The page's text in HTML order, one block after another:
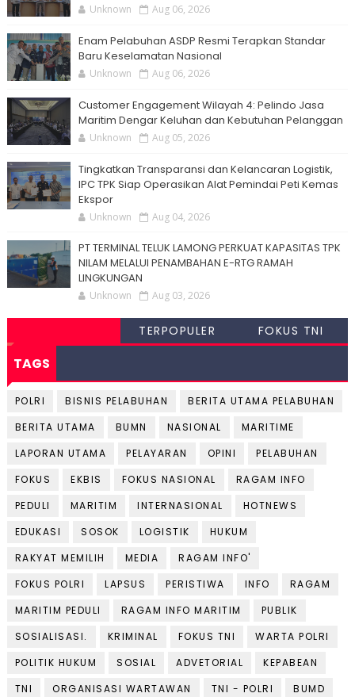
Unknown Aug 06, 2026
Enam Pelabuhan ASDP Resmi Terapkan Standar
Baru Keselamatan Nasional
Unknown Aug 06, 2026
Customer Engagement Wilayah 4: Pelindo Jasa
Maritim Dengar Keluhan dan Kebutuhan Pelanggan
Unknown Aug 05, 2026
Tingkatkan Transparansi dan Kelancaran Logistik,
IPC TPK Siap Operasikan Alat Pemindai Peti Kemas
Ekspor
Unknown Aug 04, 2026
PT TERMINAL TELUK LAMONG PERKUAT KAPASITAS TPK
NILAM MELALUI PENAMBAHAN E-RTG RAMAH
LINGKUNGAN
Unknown Aug 03, 2026
TERPOPULER FOKUS TNI
TAGS
POLRI BISNIS PELABUHAN
BERITA UTAMA PELABUHAN
BERITA UTAMA
BUMN NASIONAL
MARITIME
LAPORAN UTAMA
PELAYARAN OPINI
PELABUHAN
FOKUS
EKBIS FOKUS NASIONAL
RAGAM INFO
PEDULI
MARITIM INTERNASIONAL
HOTNEWS
EDUKASI
SOSOK LOGISTIK
HUKUM
RAKYAT MEMILIH
MEDIA
RAGAM INFO'
FOKUS POLRI
LAPSUS PERISTIWA INFO
RAGAM
MARITIM PEDULI
RAGAM INFO MARITIM
PUBLIK
SOSIALISASI.
KRIMINAL FOKUS TNI
WARTA POLRI
POLITIK HUKUM
SOSIAL ADVETORIAL
KEPABEAN
TNI
ORGANISASI WARTAWAN TNI - POLRI
BUMD